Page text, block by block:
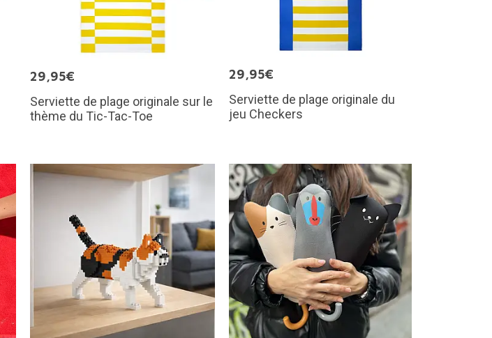
29,95€
Serviette de plage originale sur le
thème du Tic-Tac-Toe
29,95€
Serviette de plage originale du
jeu Checkers